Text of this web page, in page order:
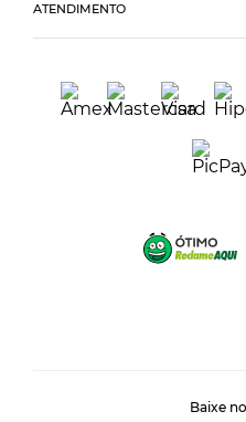
ATENDIMENTO
Baixe